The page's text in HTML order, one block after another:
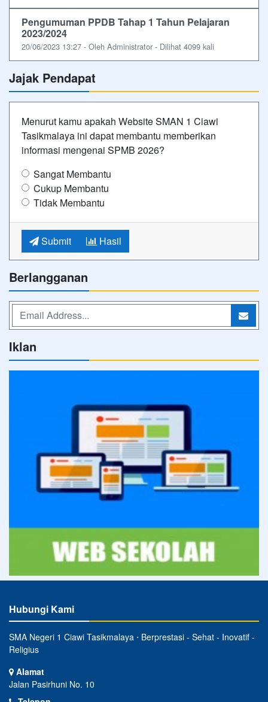
Pengumuman PPDB Tahap 1 Tahun Pelajaran
2023/2024
20/06/2023 13:27 - Oleh Administrator - Dilihat 4099 kali
Jajak Pendapat
Menurut kamu apakah Website SMAN 1 Ciawi
Tasikmalaya ini dapat membantu memberikan
informasi mengenai SPMB 2026?
Sangat Membantu
Cukup Membantu
Tidak Membantu
Submit Hasil
Berlangganan
Iklan
Hubungi Kami
SMA Negeri 1 Ciawi Tasikmalaya ⋅ Berprestasi - Sehat - Inovatif -
Religius
Alamat
Jalan Pasirhuni No. 10